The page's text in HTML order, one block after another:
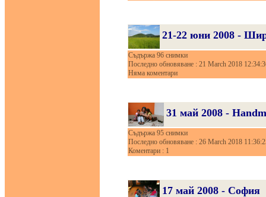
21-22 юни 2008 -
Съдържа 96 снимки
Последно обновяване : 21 March 2018
Няма коментари
31 май 2008 -
Съдържа 95 снимки
Последно обновяване : 26 March 2018
Коментари : 1
17 май 2008 - София